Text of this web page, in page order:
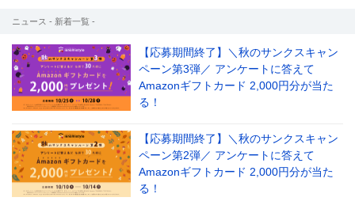
ニュース - 新着一覧 -
【応募期間終了】＼秋のサンクスキャン
ペーン第3弾／ アンケートに答えて
Amazonギフトカード 2,000円分が当た
る！
【応募期間終了】＼秋のサンクスキャン
ペーン第2弾／ アンケートに答えて
Amazonギフトカード 2,000円分が当た
る！